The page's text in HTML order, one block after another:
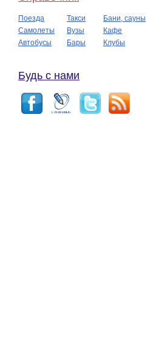
Поезда Такси
Бани, сауны
Самолеты
Вузы
Кафе
Автобусы
Бары Клубы
Будь с нами